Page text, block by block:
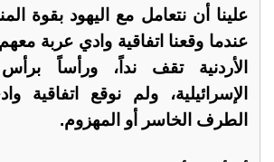
علينا أن نتعامل مع اليهود بقوة
عندما وقعنا اتفاقية وادي عربة
الأردنية تقف نداً، ورأساً
الإسرائيلية، ولم نوقع اتفاقية
الطرف الخاسر أو المهزوم.